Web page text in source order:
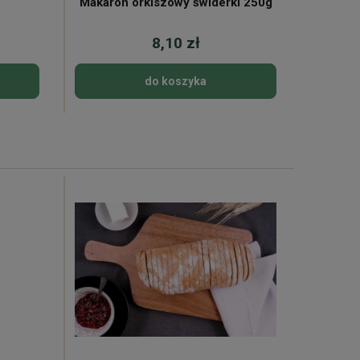
8,10 zł
do koszyka